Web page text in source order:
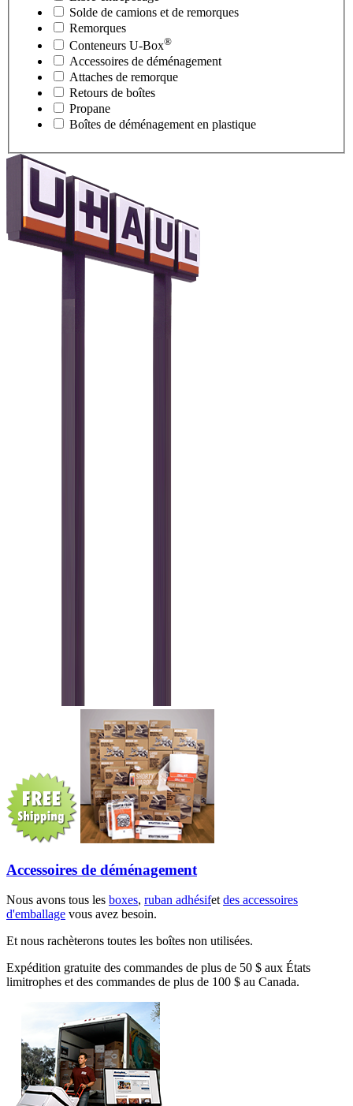
Solde de camions et de remorques
Remorques
Conteneurs U-Box®
Accessoires de déménagement
Attaches de remorque
Retours de boîtes
Propane
Boîtes de déménagement en plastique
Accessoires de déménagement
Nous avons tous les boxes, ruban adhésifetdes accessoires
d'emballage vous avez besoin.
Et nous rachèterons toutes les boîtes non utilisées.
Expédition gratuite des commandes de plus de 50 $ aux États
limitrophes et des commandes de plus de 100 $ au Canada.